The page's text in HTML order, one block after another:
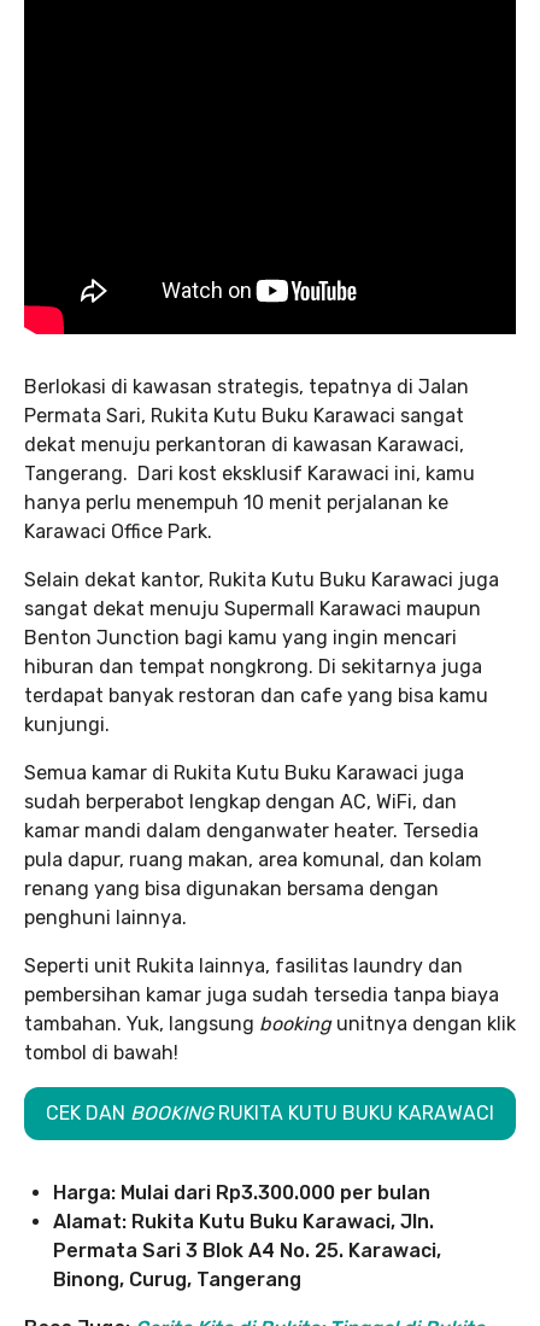
Berlokasi di kawasan strategis, tepatnya di Jalan
Permata Sari, Rukita Kutu Buku Karawaci sangat
dekat menuju perkantoran di kawasan Karawaci,
Tangerang. Dari kost eksklusif Karawaci ini, kamu
hanya perlu menempuh 10 menit perjalanan ke
Karawaci Office Park.
Selain dekat kantor, Rukita Kutu Buku Karawaci juga
sangat dekat menuju Supermall Karawaci maupun
Benton Junction bagi kamu yang ingin mencari
hiburan dan tempat nongkrong. Di sekitarnya juga
terdapat banyak restoran dan cafe yang bisa kamu
kunjungi.
Semua kamar di Rukita Kutu Buku Karawaci juga
sudah berperabot lengkap dengan AC, WiFi, dan
kamar mandi dalam denganwater heater. Tersedia
pula dapur, ruang makan, area komunal, dan kolam
renang yang bisa digunakan bersama dengan
penghuni lainnya.
Seperti unit Rukita lainnya, fasilitas laundry dan
pembersihan kamar juga sudah tersedia tanpa biaya
tambahan. Yuk, langsung bookingunitnya dengan klik
tombol di bawah!
CEK DAN BOOKINGRUKITA KUTU BUKU KARAWACI
Harga: Mulai dari Rp3.300.000 per bulan
Alamat: Rukita Kutu Buku Karawaci, Jln.
Permata Sari 3 Blok A4 No. 25. Karawaci,
Binong, Curug, Tangerang